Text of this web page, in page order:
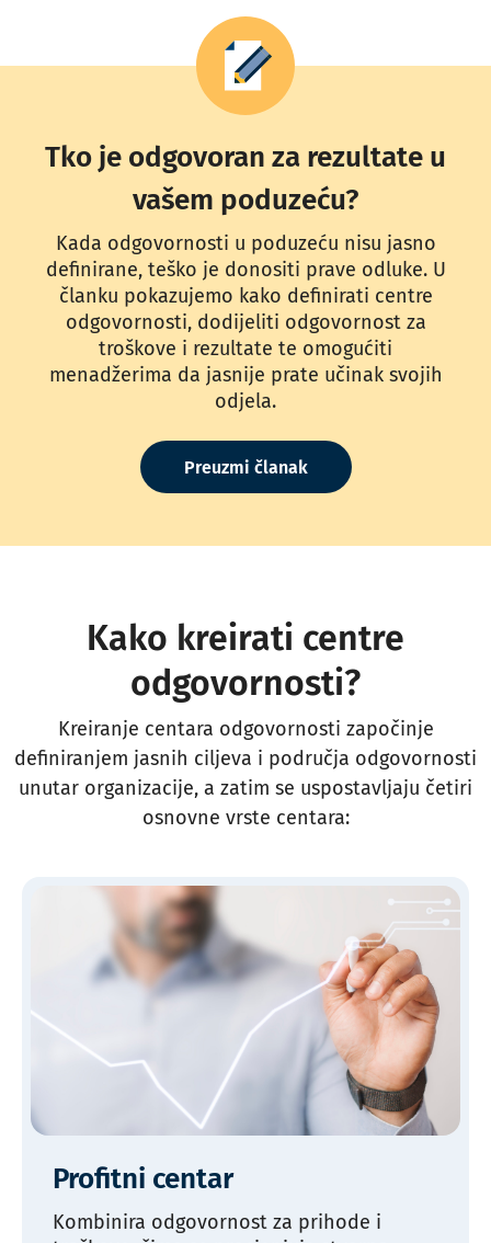
Tko je odgovoran za rezultate u
vašem poduzeću?
Kada odgovornosti u poduzeću nisu jasno
definirane, teško je donositi prave odluke. U
članku pokazujemo kako definirati centre
odgovornosti, dodijeliti odgovornost za
troškove i rezultate te omogućiti
menadžerima da jasnije prate učinak svojih
odjela.
Preuzmi članak
Kako kreirati centre
odgovornosti?
Kreiranje centara odgovornosti započinje
definiranjem jasnih ciljeva i područja odgovornosti
unutar organizacije, a zatim se uspostavljaju četiri
osnovne vrste centara:
Profitni centar
Kombinira odgovornost za prihode i